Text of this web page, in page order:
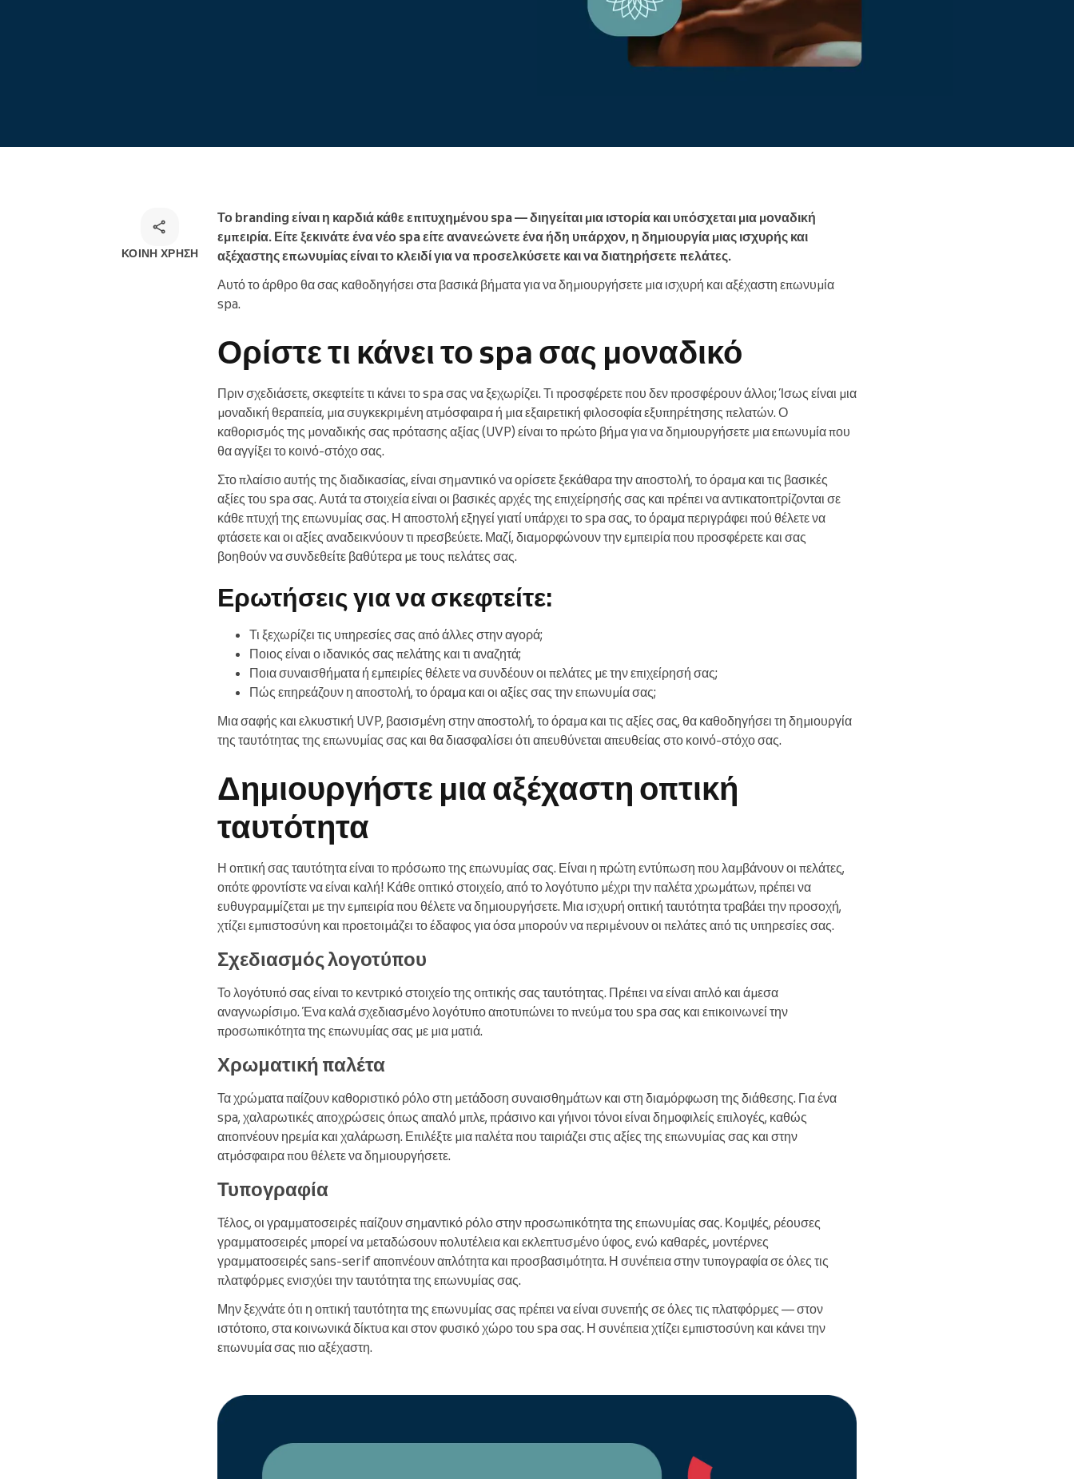
ΚΟΙΝΉ ΧΡΉΣΗ
Το branding είναι η καρδιά κάθε επιτυχημένου spa — διηγείται μια ιστορία και υπόσχεται μια μοναδική
εμπειρία. Είτε ξεκινάτε ένα νέο spa είτε ανανεώνετε ένα ήδη υπάρχον, η δημιουργία μιας ισχυρής και
αξέχαστης επωνυμίας είναι το κλειδί για να προσελκύσετε και να διατηρήσετε πελάτες.
Αυτό το άρθρο θα σας καθοδηγήσει στα βασικά βήματα για να δημιουργήσετε μια ισχυρή και αξέχαστη επωνυμία
spa.
Ορίστε τι κάνει το spa σας μοναδικό
Πριν σχεδιάσετε, σκεφτείτε τι κάνει το spa σας να ξεχωρίζει. Τι προσφέρετε που δεν προσφέρουν άλλοι; Ίσως είναι μια
μοναδική θεραπεία, μια συγκεκριμένη ατμόσφαιρα ή μια εξαιρετική φιλοσοφία εξυπηρέτησης πελατών. Ο
καθορισμός της μοναδικής σας πρότασης αξίας (UVP) είναι το πρώτο βήμα για να δημιουργήσετε μια επωνυμία που
θα αγγίξει το κοινό-στόχο σας.
Στο πλαίσιο αυτής της διαδικασίας, είναι σημαντικό να ορίσετε ξεκάθαρα την αποστολή, το όραμα και τις βασικές
αξίες του spa σας. Αυτά τα στοιχεία είναι οι βασικές αρχές της επιχείρησής σας και πρέπει να αντικατοπτρίζονται σε
κάθε πτυχή της επωνυμίας σας. Η αποστολή εξηγεί γιατί υπάρχει το spa σας, το όραμα περιγράφει πού θέλετε να
φτάσετε και οι αξίες αναδεικνύουν τι πρεσβεύετε. Μαζί, διαμορφώνουν την εμπειρία που προσφέρετε και σας
βοηθούν να συνδεθείτε βαθύτερα με τους πελάτες σας.
Ερωτήσεις για να σκεφτείτε:
Τι ξεχωρίζει τις υπηρεσίες σας από άλλες στην αγορά;
Ποιος είναι ο ιδανικός σας πελάτης και τι αναζητά;
Ποια συναισθήματα ή εμπειρίες θέλετε να συνδέουν οι πελάτες με την επιχείρησή σας;
Πώς επηρεάζουν η αποστολή, το όραμα και οι αξίες σας την επωνυμία σας;
Μια σαφής και ελκυστική UVP, βασισμένη στην αποστολή, το όραμα και τις αξίες σας, θα καθοδηγήσει τη δημιουργία
της ταυτότητας της επωνυμίας σας και θα διασφαλίσει ότι απευθύνεται απευθείας στο κοινό-στόχο σας.
Δημιουργήστε μια αξέχαστη οπτική
ταυτότητα
Η οπτική σας ταυτότητα είναι το πρόσωπο της επωνυμίας σας. Είναι η πρώτη εντύπωση που λαμβάνουν οι πελάτες,
οπότε φροντίστε να είναι καλή! Κάθε οπτικό στοιχείο, από το λογότυπο μέχρι την παλέτα χρωμάτων, πρέπει να
ευθυγραμμίζεται με την εμπειρία που θέλετε να δημιουργήσετε. Μια ισχυρή οπτική ταυτότητα τραβάει την προσοχή,
χτίζει εμπιστοσύνη και προετοιμάζει το έδαφος για όσα μπορούν να περιμένουν οι πελάτες από τις υπηρεσίες σας.
Σχεδιασμός λογοτύπου
Το λογότυπό σας είναι το κεντρικό στοιχείο της οπτικής σας ταυτότητας. Πρέπει να είναι απλό και άμεσα
αναγνωρίσιμο. Ένα καλά σχεδιασμένο λογότυπο αποτυπώνει το πνεύμα του spa σας και επικοινωνεί την
προσωπικότητα της επωνυμίας σας με μια ματιά.
Χρωματική παλέτα
Τα χρώματα παίζουν καθοριστικό ρόλο στη μετάδοση συναισθημάτων και στη διαμόρφωση της διάθεσης. Για ένα
spa, χαλαρωτικές αποχρώσεις όπως απαλό μπλε, πράσινο και γήινοι τόνοι είναι δημοφιλείς επιλογές, καθώς
αποπνέουν ηρεμία και χαλάρωση. Επιλέξτε μια παλέτα που ταιριάζει στις αξίες της επωνυμίας σας και στην
ατμόσφαιρα που θέλετε να δημιουργήσετε.
Τυπογραφία
Τέλος, οι γραμματοσειρές παίζουν σημαντικό ρόλο στην προσωπικότητα της επωνυμίας σας. Κομψές, ρέουσες
γραμματοσειρές μπορεί να μεταδώσουν πολυτέλεια και εκλεπτυσμένο ύφος, ενώ καθαρές, μοντέρνες
γραμματοσειρές sans-serif αποπνέουν απλότητα και προσβασιμότητα. Η συνέπεια στην τυπογραφία σε όλες τις
πλατφόρμες ενισχύει την ταυτότητα της επωνυμίας σας.
Μην ξεχνάτε ότι η οπτική ταυτότητα της επωνυμίας σας πρέπει να είναι συνεπής σε όλες τις πλατφόρμες — στον
ιστότοπο, στα κοινωνικά δίκτυα και στον φυσικό χώρο του spa σας. Η συνέπεια χτίζει εμπιστοσύνη και κάνει την
επωνυμία σας πιο αξέχαστη.